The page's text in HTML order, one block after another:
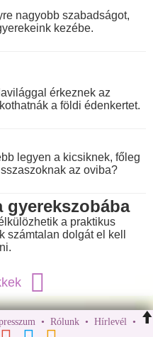
nagyobb szabadságot,
kezébe.
érkeznek az
a földi édenkertet.
legyen a kicsiknek, főleg
az oviba?
gyerekszobába
a praktikus
számtalan dolgát el kell
• Rólunk• Hírlevél•